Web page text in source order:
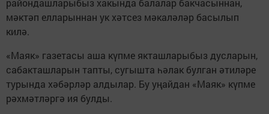
райондашларыбыз хакында балалар бакчасыннан,
мәктәп елларыннан ук хәтсез мәкаләләр басылып
килә.
«Маяк» газетасы аша күпме якташларыбыз дусларын,
сабакташларын тапты, сугышта һәлак булган әтиләре
турында хәбәрләр алдылар. Бу уңайдан «Маяк» күпме
рәхмәтләргә ия булды.